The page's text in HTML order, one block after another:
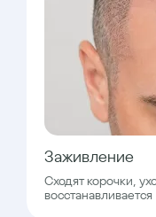
Заживление
Сходят корочки,
восстанавливается